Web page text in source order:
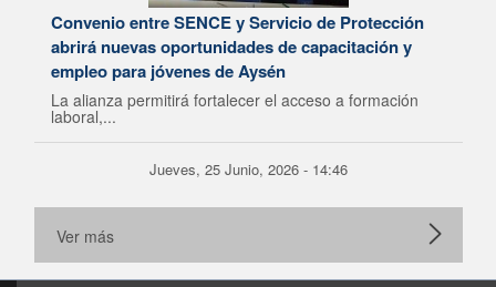
Convenio entre SENCE y Servicio de Protección
abrirá nuevas oportunidades de capacitación y
empleo para jóvenes de Aysén
La alianza permitirá fortalecer el acceso a formación
laboral,...
Jueves, 25 Junio, 2026 - 14:46
Ver más